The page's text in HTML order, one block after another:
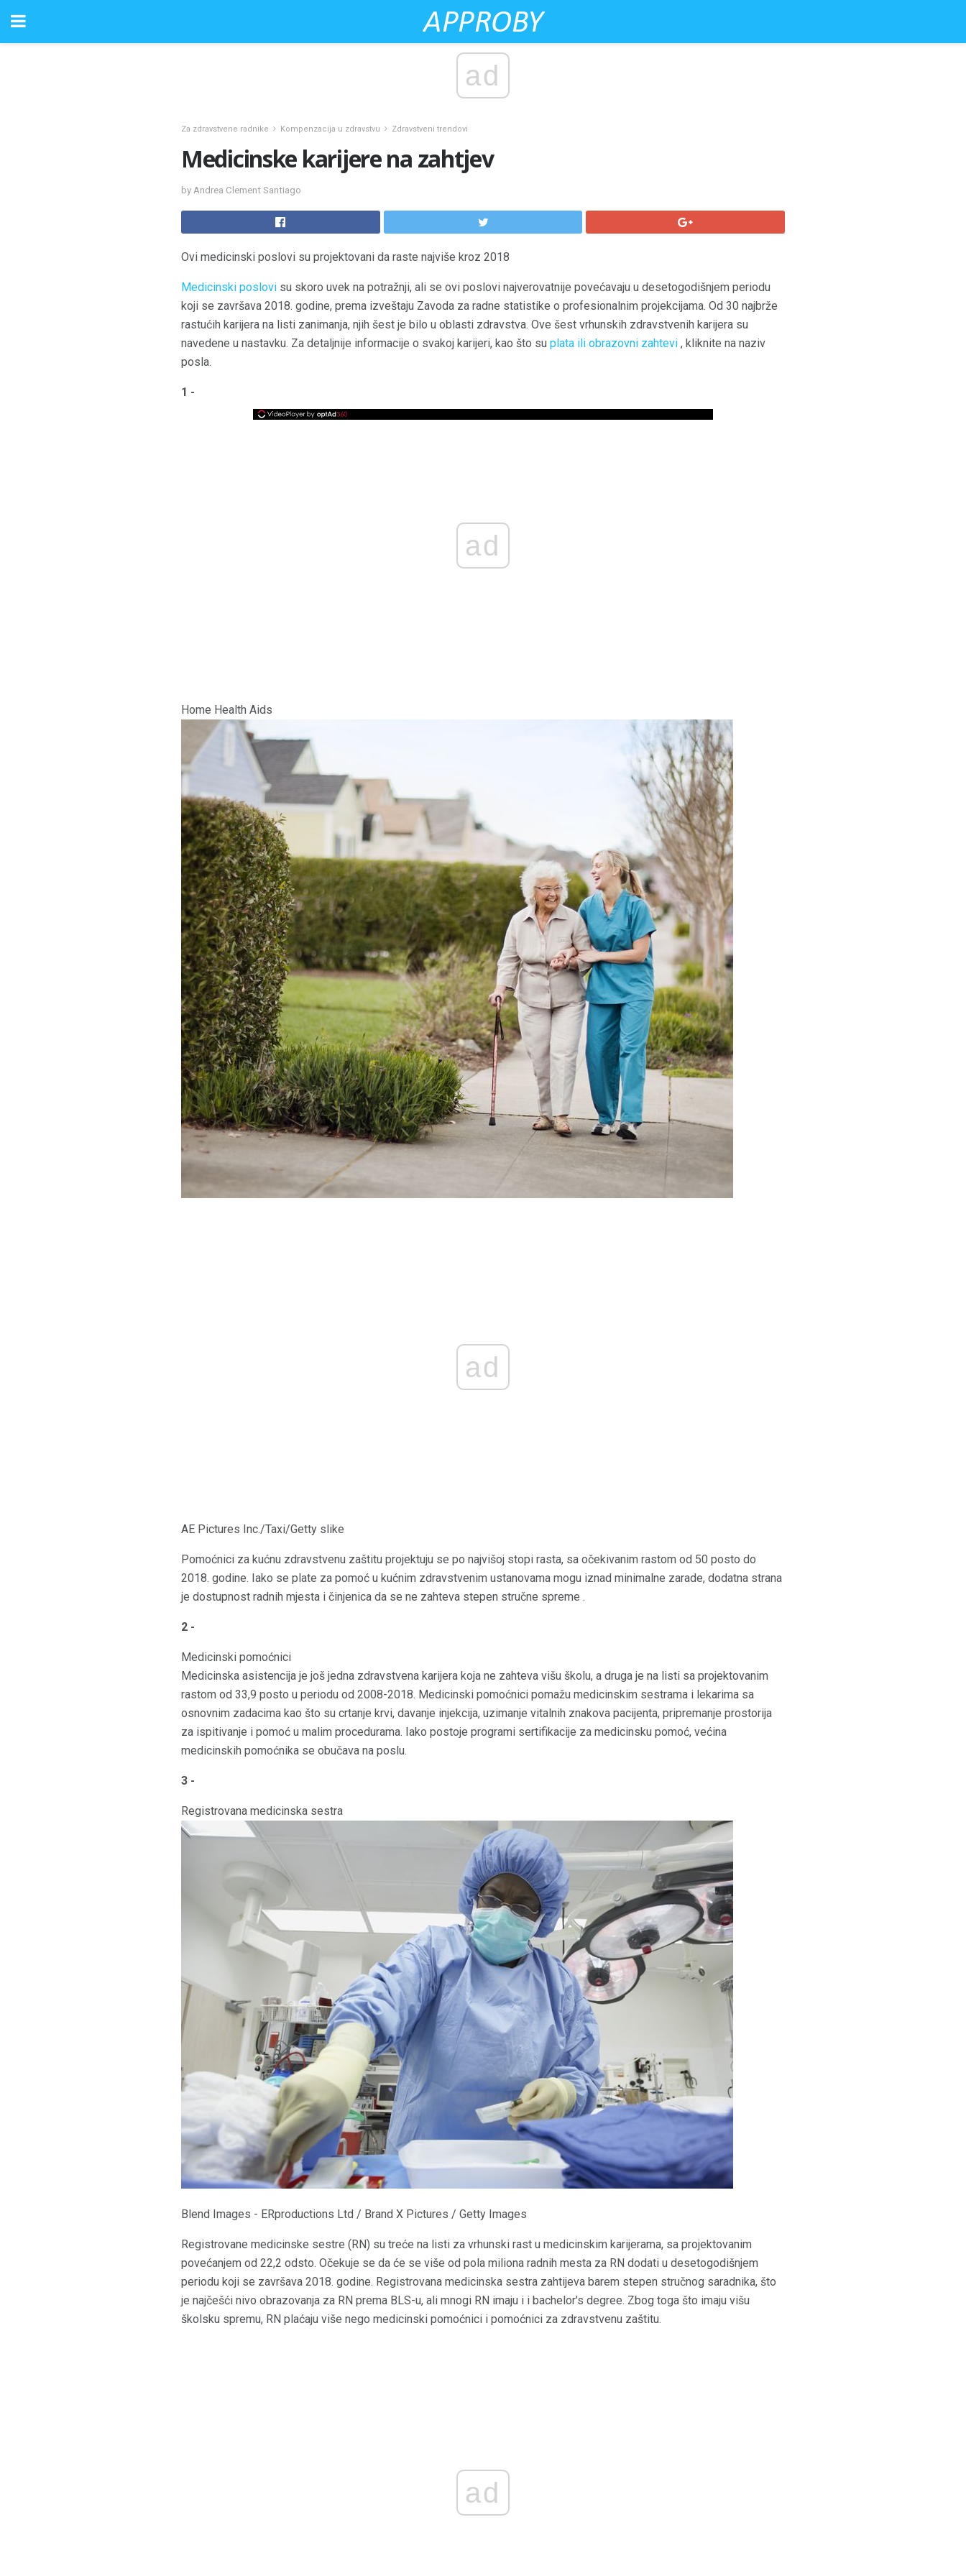
ad
Za zdravstvene radnike Kompenzacija u zdravstvu Zdravstveni trendovi
Medicinske karijere na zahtjev
by Andrea Clement Santiago
Ovi medicinski poslovi su projektovani da raste najviše kroz 2018
Medicinski poslovi su skoro uvek na potražnji, ali se ovi poslovi najverovatnije povećavaju u desetogodišnjem periodu
koji se završava 2018. godine, prema izveštaju Zavoda za radne statistike o profesionalnim projekcijama. Od 30 najbrže
rastućih karijera na listi zanimanja, njih šest je bilo u oblasti zdravstva. Ove šest vrhunskih zdravstvenih karijera su
navedene u nastavku. Za detaljnije informacije o svakoj karijeri, kao što su plata ili obrazovni zahtevi , kliknite na naziv
posla.
1 -
ad
Home Health Aids
ad
AE Pictures Inc./Taxi/Getty slike
Pomoćnici za kućnu zdravstvenu zaštitu projektuju se po najvišoj stopi rasta, sa očekivanim rastom od 50 posto do
2018. godine. Iako se plate za pomoć u kućnim zdravstvenim ustanovama mogu iznad minimalne zarade, dodatna strana
je dostupnost radnih mjesta i činjenica da se ne zahteva stepen stručne spreme .
2 -
Medicinski pomoćnici
Medicinska asistencija je još jedna zdravstvena karijera koja ne zahteva višu školu, a druga je na listi sa projektovanim
rastom od 33,9 posto u periodu od 2008-2018. Medicinski pomoćnici pomažu medicinskim sestrama i lekarima sa
osnovnim zadacima kao što su crtanje krvi, davanje injekcija, uzimanje vitalnih znakova pacijenta, pripremanje prostorija
za ispitivanje i pomoć u malim procedurama. Iako postoje programi sertifikacije za medicinsku pomoć, većina
medicinskih pomoćnika se obučava na poslu.
3 -
Registrovana medicinska sestra
Blend Images - ERproductions Ltd / Brand X Pictures / Getty Images
Registrovane medicinske sestre (RN) su treće na listi za vrhunski rast u medicinskim karijerama, sa projektovanim
povećanjem od 22,2 odsto. Očekuje se da će se više od pola miliona radnih mesta za RN dodati u desetogodišnjem
periodu koji se završava 2018. godine. Registrovana medicinska sestra zahtijeva barem stepen stručnog saradnika, što
je najčešći nivo obrazovanja za RN prema BLS-u, ali mnogi RN imaju i i bachelor's degree. Zbog toga što imaju višu
školsku spremu, RN plaćaju više nego medicinski pomoćnici i pomoćnici za zdravstvenu zaštitu.
ad